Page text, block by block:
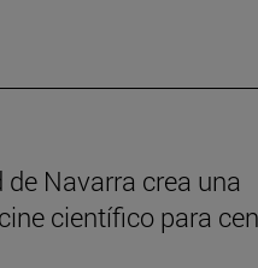
Navarra crea una
científico para